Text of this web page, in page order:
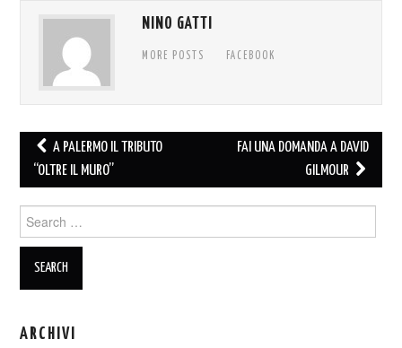
NINO GATTI
MORE POSTS FACEBOOK
Post
navigation
A PALERMO IL TRIBUTO
“OLTRE IL MURO”
FAI UNA DOMANDA A DAVID
GILMOUR
for:
ARCHIVI